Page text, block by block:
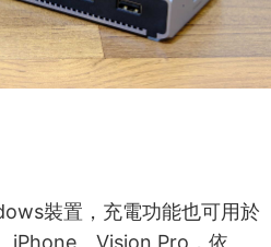
裝置，充電功能也可用於
iPhone、Vision Pro，依